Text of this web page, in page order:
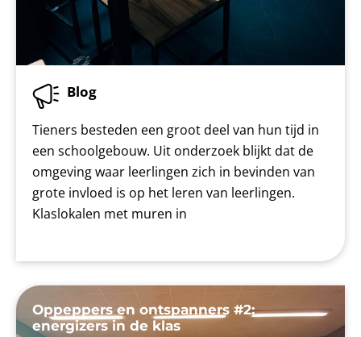
Blog
Tieners besteden een groot deel van hun tijd in
een schoolgebouw. Uit onderzoek blijkt dat de
omgeving waar leerlingen zich in bevinden van
grote invloed is op het leren van leerlingen.
Klaslokalen met muren in
Oppeppers en ontspanners #2:
energizers in de klas